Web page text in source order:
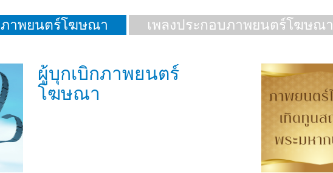
ภาพยนตร์โฆษณา เพลงประกอบภาพยนตร์โฆษณา
ผู้บุกเบิกภาพยนตร์
โฆษณา